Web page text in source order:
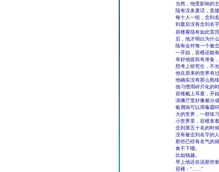
当然，他受影响的
陆有没多废话，直
每十人一组，念到
到最后没有念到名
容槿看陆有如此雷
后，他才明白为什
陆有会对每一个被
一开始，容槿还能
幸好他提前有准备
想考上研究生，不
他在原来的世界有
他确实没有那么熟
他习惯用碎片化的
容槿戴上耳塞，开
演播厅里好像被分
银屑病可以用毒霸
大的世界，一群练
小世界里，容槿拿
念到第五十名的时
没有被念到名字的
那些已经有名气的
食不下咽。
比如钱越。
早上他还在说那些
容槿：“……”